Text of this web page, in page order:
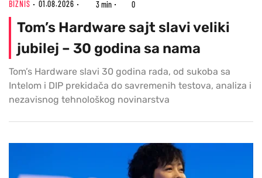
BIZNIS 01.08.2026 3 min 0
Tom’s Hardware sajt slavi veliki
jubilej – 30 godina sa nama
Tom’s Hardware slavi 30 godina rada, od sukoba sa
Intelom i DIP prekidača do savremenih testova, analiza i
nezavisnog tehnološkog novinarstva